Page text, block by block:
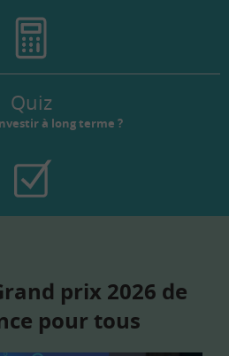
Quiz
à long terme ?
prix 2026 de
pour tous